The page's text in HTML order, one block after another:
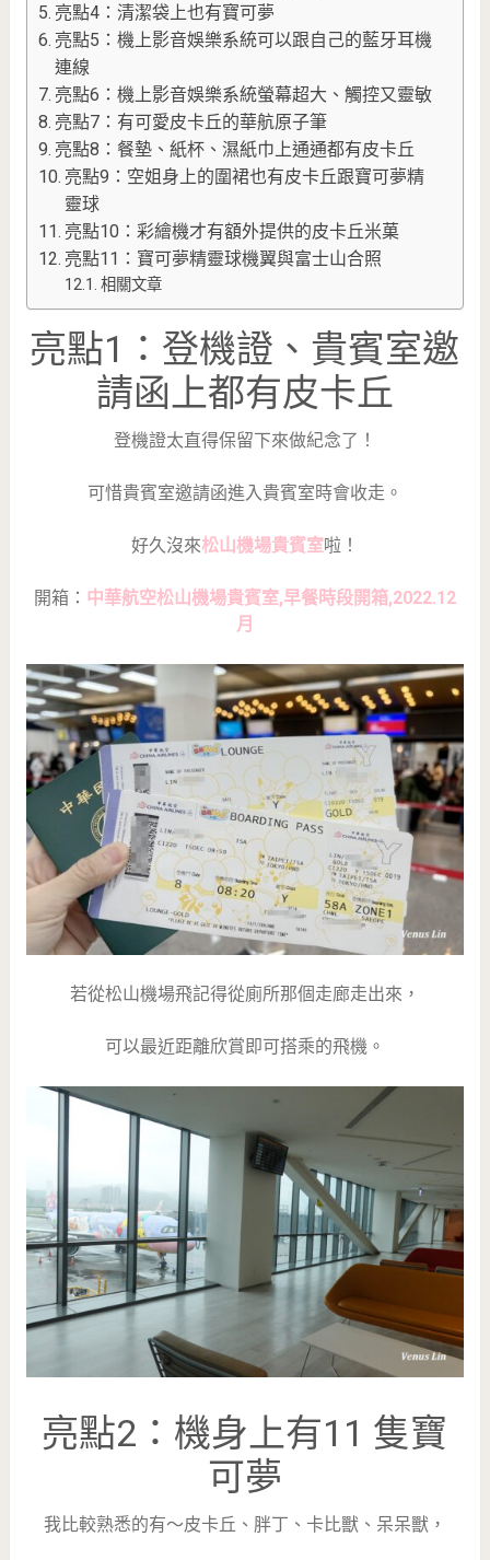
亮點4：清潔袋上也有寶可夢
亮點5：機上影音娛樂系統可以跟自己的藍牙耳機
連線
亮點6：機上影音娛樂系統螢幕超大、觸控又靈敏
亮點7：有可愛皮卡丘的華航原子筆
亮點8：餐墊、紙杯、濕紙巾上通通都有皮卡丘
亮點9：空姐身上的圍裙也有皮卡丘跟寶可夢精
靈球
亮點10：彩繪機才有額外提供的皮卡丘米菓
亮點11：寶可夢精靈球機翼與富士山合照
相關文章
亮點1：登機證、貴賓室邀
請函上都有皮卡丘
登機證太直得保留下來做紀念了！
可惜貴賓室邀請函進入貴賓室時會收走。
好久沒來松山機場貴賓室啦！
開箱： 中華航空松山機場貴賓室,早餐時段開箱,2022.12
月
若從松山機場飛記得從廁所那個走廊走出來，
可以最近距離欣賞即可搭乘的飛機。
亮點2：機身上有11 隻寶
可夢
我比較熟悉的有～皮卡丘、胖丁、卡比獸、呆呆獸，